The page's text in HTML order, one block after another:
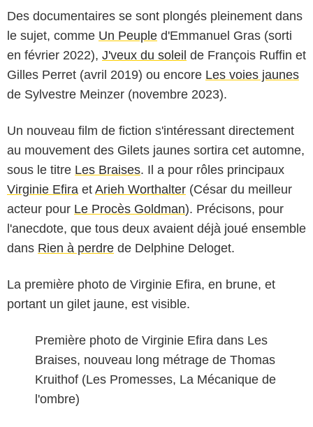
Des documentaires se sont plongés pleinement dans
le sujet, comme Un Peuple d'Emmanuel Gras (sorti
en février 2022), J'veux du soleil de François Ruffin et
Gilles Perret (avril 2019) ou encore Les voies jaunes
de Sylvestre Meinzer (novembre 2023).
Un nouveau film de fiction s'intéressant directement
au mouvement des Gilets jaunes sortira cet automne,
sous le titre Les Braises. Il a pour rôles principaux
Virginie Efira et Arieh Worthalter (César du meilleur
acteur pour Le Procès Goldman). Précisons, pour
l'anecdote, que tous deux avaient déjà joué ensemble
dans Rien à perdre de Delphine Deloget.
La première photo de Virginie Efira, en brune, et
portant un gilet jaune, est visible.
Première photo de Virginie Efira dans Les
Braises, nouveau long métrage de Thomas
Kruithof (Les Promesses, La Mécanique de
l'ombre)